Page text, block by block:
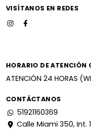
VISÍTANOS EN REDES
HORARIO DE ATENCIÓN
ATENCIÓN 24 HORAS
CONTÁCTANOS
51921160369
Calle Miami 350, Int.